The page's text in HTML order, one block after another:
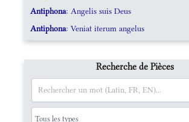
Antiphona: Angelis suis Deus
Antiphona: Veniat iterum angelus
Recherche de Pièces